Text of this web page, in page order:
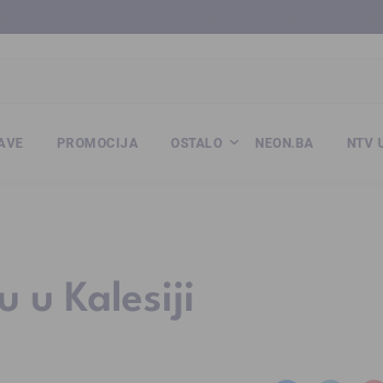
PROMOCIJA OSTALO NEON.BA NTV
u Kalesiji